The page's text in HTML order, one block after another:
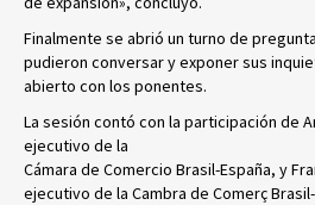
Finalmente se abrió un turno de
pudieron conversar y exponer sus
abierto con los ponentes.
La sesión contó con la participación de
ejecutivo de la
Cámara de Comercio Brasil-España, y
ejecutivo de la Cambra de Comerç